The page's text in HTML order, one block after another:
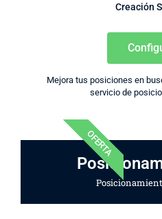
Creación
Mejora tus posiciones en
servicio de
OFERTA